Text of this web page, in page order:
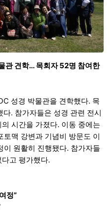
관 견학… 목회자 52명 참여한
성경 박물관을 견학했다. 목
. 참가자들은 성경 관련 전시
시간을 가졌다. 이동 중에는
맥 강변과 기념비 방문도 이
이 원활히 진행됐다. 참가자들
고 평가했다.
정”